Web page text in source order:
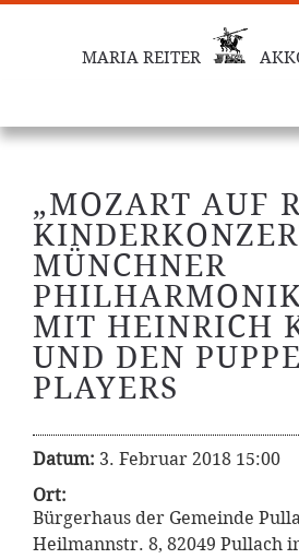
MARIA REITER
„MOZART AUF
MÜNCHNER
MIT HEINRICH
UND DEN
PLAYERS
Datum: 3. Februar 2018 15:00
Ort:
Bürgerhaus der Gemeinde
Heilmannstr. 8, 82049 Pullach